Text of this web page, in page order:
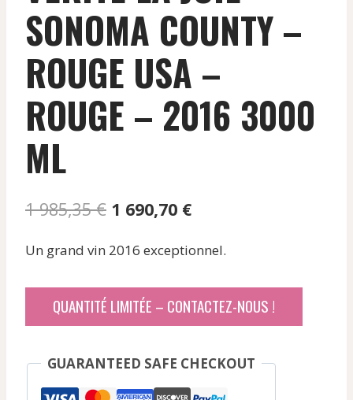
SONOMA COUNTY –
ROUGE USA –
ROUGE – 2016 3000
ML
1 985,35€ Le
initial
était :
1
1 690,70 €Le
actuel
est :
1
Un grand vin 2016 exceptionnel.
QUANTITÉ LIMITÉE – CONTACTEZ-NOUS !
GUARANTEED SAFE CHECKOUT